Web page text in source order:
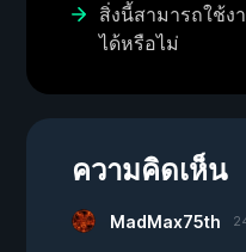
สิ่งนี้สามารถใช้ง
ได้หรือไม่
ความคิดเห็น
MadMax75th